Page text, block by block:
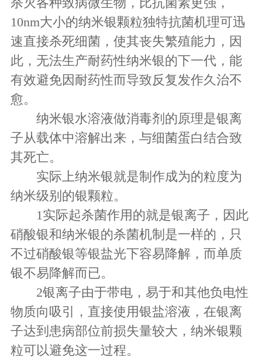
10nm大小的纳米银颗粒独特抗菌机理可迅
速直接杀死细菌，使其丧失繁殖能力，因
此，无法生产耐药性纳米银的下一代，能
有效避免因耐药性而导致反复发作久治不
愈。
纳米银水溶液做消毒剂的原理是银离
子从载体中溶解出来，与细菌蛋白结合致
其死亡。
实际上纳米银就是制作成为的粒度为
纳米级别的银颗粒。
1实际起杀菌作用的就是银离子，因此
硝酸银和纳米银的杀菌机制是一样的，只
不过硝酸银等银盐光下容易降解，而单质
银不易降解而已。
2银离子由于带电，易于和其他负电性
物质向吸引，直接使用银盐溶液，在银离
子达到患病部位前损失量较大，纳米银颗
粒可以避免这一过程。